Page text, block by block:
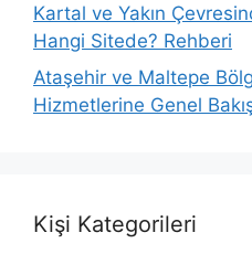
Kartal ve Yakın
Hangi Sitede? Rehberi
Ataşehir ve Maltepe
Hizmetlerine Genel
Kişi Kategorileri